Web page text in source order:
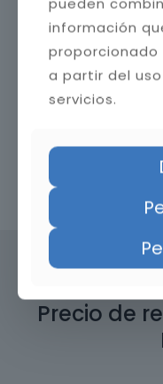
Precio de
información
proporcionado
a partir del
servicios.